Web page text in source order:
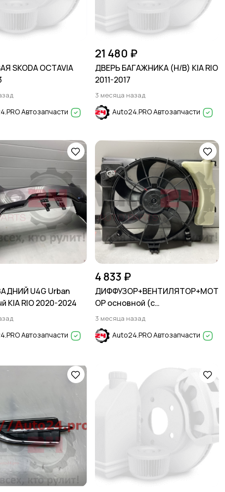
SKODA OCTAVIA
Автозапчасти
21 480 ₽
ДВЕРЬ БАГАЖНИКА (H/B) KIA RIO
2011-2017
3 месяца назад
Auto24.PRO Автозапчасти
U4G Urban
KIA RIO 2020-2024
Автозапчасти
4 833 ₽
ДИФФУЗОР+ВЕНТИЛЯТОР+МОТ
ОР основной (с
расширительным бачком)
HYUNDAI SOLARIS 2011-2017
3 месяца назад
Auto24.PRO Автозапчасти